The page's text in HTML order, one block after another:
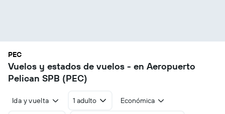
PEC
Vuelos y estados de vuelos - en Aeropuerto
Pelican SPB (PEC)
Ida y vuelta 1 adulto Económica